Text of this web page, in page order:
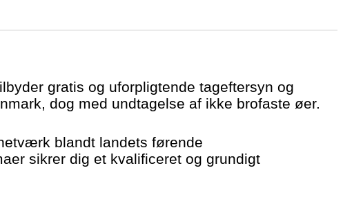
gratis og uforpligtende tageftersyn og
dog med undtagelse af ikke brofaste øer.
blandt landets førende
sikrer dig et kvalificeret og grundigt